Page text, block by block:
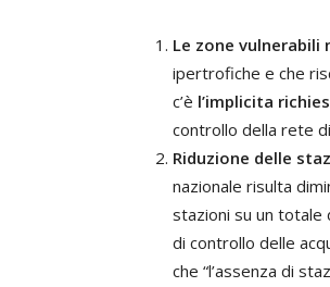
Le zone
ipertrofiche e che
c’è l’implicita
controllo della rete
Riduzione delle
nazionale risulta
stazioni su un totale
di controllo delle
che “l’assenza di